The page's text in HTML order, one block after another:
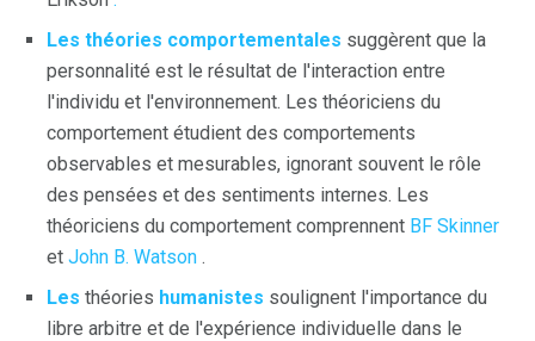
Les théories comportementales suggèrent que la
personnalité est le résultat de l'interaction entre
l'individu et l'environnement. Les théoriciens du
comportement étudient des comportements
observables et mesurables, ignorant souvent le rôle
des pensées et des sentiments internes. Les
théoriciens du comportement comprennent BF Skinner
et John B. Watson .
Les théories humanistes soulignent l'importance du
libre arbitre et de l'expérience individuelle dans le